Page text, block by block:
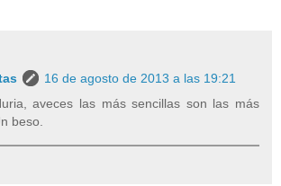
16 de agosto de 2013 a las 19:21
aveces las más sencillas son las más
beso.